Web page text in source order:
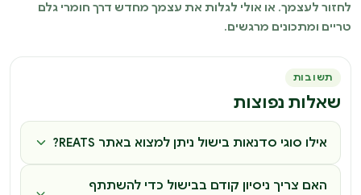
לחזור לעצמך. או אולי לגלות את עצמך מחדש דרך חומרי גלם
טריים ומתכונים מרגשים.
תשובות
שאלות נפוצות
אילו סוגי סדנאות בישול ניתן למצוא באתר REATS?
האם צריך ניסיון קודם בבישול כדי להשתתף